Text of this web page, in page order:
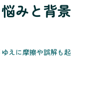
みと背景
えに摩擦や誤解も起